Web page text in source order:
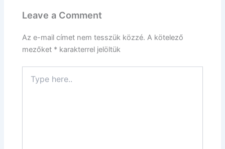
Leave a Comment
Az e-mail címet nem tesszük közzé. A kötelező
mezőket * karakterrel jelöltük
here..